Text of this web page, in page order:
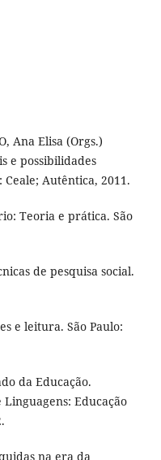
Ana Elisa (Orgs.)
e possibilidades
Autêntica, 2011.
Teoria e prática. São
de pesquisa social.
e leitura. São Paulo:
da Educação.
Educação
na era da